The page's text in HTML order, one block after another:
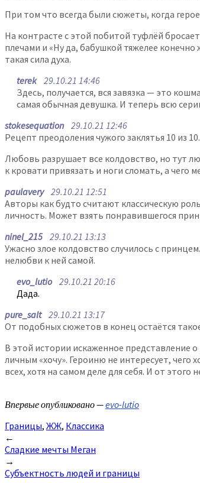
При том что всегда были сюжеты, когда
На контрасте с этой побитой туфлёй
плечами и «Ну да, бабушкой тяжелее
такая сила духа.
terek29.10.21 14:46
Здесь, получается, вся завязка — это
самая обычная девушка. И теперь всю
stokesequation29.10.21 12:46
Рецепт преодоления чужого заклятья 10 из 10.
Любовь разрушает все колдовство, но тут
к кровати привязать и ноги сломать, а чего
paulavery29.10.21 12:51
Авторы как будто считают классическую
личность. Может взять понравившегося
ninel_21529.10.21 13:13
Ужасно злое колдовство случилось с
нелюбви к ней самой.
evo_lutio29.10.21 20:16
Дада.
pure_salt29.10.21 13:17
От подобных сюжетов в конец остаётся
В этой истории искаженное представление
личным «хочу». Героиню не интересует, чего
всех, хотя на самом деле для себя. И от этого
Впервые опубликовано —evo-lutio
Границы, ЖЖ, Классика
Post
navigation
←
Сладкие мечты Меган
→
Субъектность людей и границы